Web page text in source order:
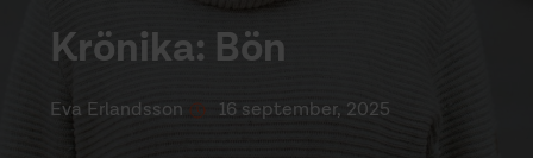
Krönika: Bön
Eva Erlandsson 16 september, 2025